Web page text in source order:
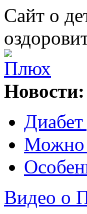
Сайт о
Новости:
Диабет
Можно
Видео о